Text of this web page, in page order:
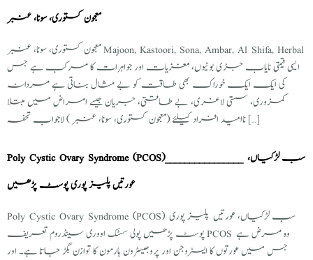
معجون کستوری، سونا، عنبر
معجون کستوری، سونا، عنبر Majoon, Kastoori, Sona, Ambar, Al Shifa, Herbal
ایسی قیمتی نایاب جڑی بوٹیوں، مغزیات اور جواہرات کا مرکب ہے جس
کی ایک ایک خوراک بھی طاقت کو بے مثال بناتی ہے مردانہ
کمزوری، سستی لاغری، بے طاقتی، جریان جیسے امراض میں مبتلا
ناامید افراد کیلئے (معجون کستوری، سونا، عنبر ) لاجواب تحفہ […]
Poly Cystic Ovary Syndrome (PCOS)________________ سب لڑکیاں،
عورتیں پلیز پوری پوسٹ پڑھیں
Poly Cystic Ovary Syndrome (PCOS) سب لڑکیاں، عورتیں پلیز پوری
پوسٹ پڑھیں پولی سسٹک اووری سینڈروم تعریف PCOS وہ مرض ہے
جس میں عورتوں کا ایسٹروجن اور پروجیسٹرون ہارمون کا توازن بگڑ جاتا ہے۔ اور